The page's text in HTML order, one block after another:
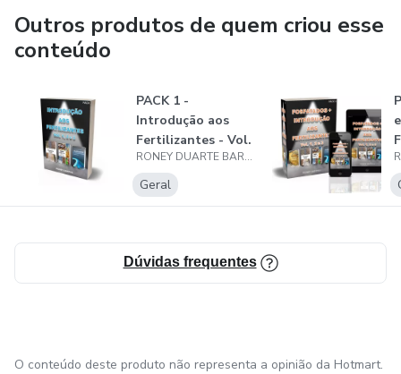
mineração e beneficiamento, atuando em diferentes tipos
de granuladores, como tambor, pratos, peletizadoras e
compactadores, e na produção de sulfato de amônio e
Meu propósito é deixar um legado no setor, promovendo e
desenvolvendo líderes, processos e produtos por meio da
minha empresa de consultoria. Acredito que, ao
compartilhar meu conhecimento e experiências, posso abrir
indústria de fertilizantes. Além disso, publiquei alguns
artigos que refletem minha paixão e dedicação à área,
Outros produtos de quem criou esse
conteúdo
PACK 1 -
Introdução aos
Fertilizantes - Vol.
1, 2 e 3
RONEY DUARTE BARBOSA CAMPOS
Geral
Dúvidas frequentes
O conteúdo deste produto não representa a opinião da Hotmart.